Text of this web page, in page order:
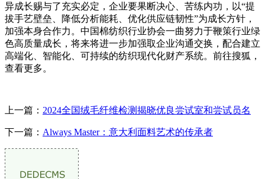
异成长赐与了充实必定，企业要果断决心、苦练内功，以“提
拔手艺壁垒、降低分析能耗、优化供应链韧性”为成长方针，
加强本身合作力。中国棉纺织行业协会一曲努力于鞭策行业绿
色高质量成长，将来将进一步加强取企业沟通交换，配合建立
高端化、智能化、可持续的纺织现代化财产系统。前往搜狐，
查看更多。
上一篇： 2024全国绒毛纤维检测揭晓优良尝试室和尝试员名
下一篇： Always Master：意大利面料艺术的传承者